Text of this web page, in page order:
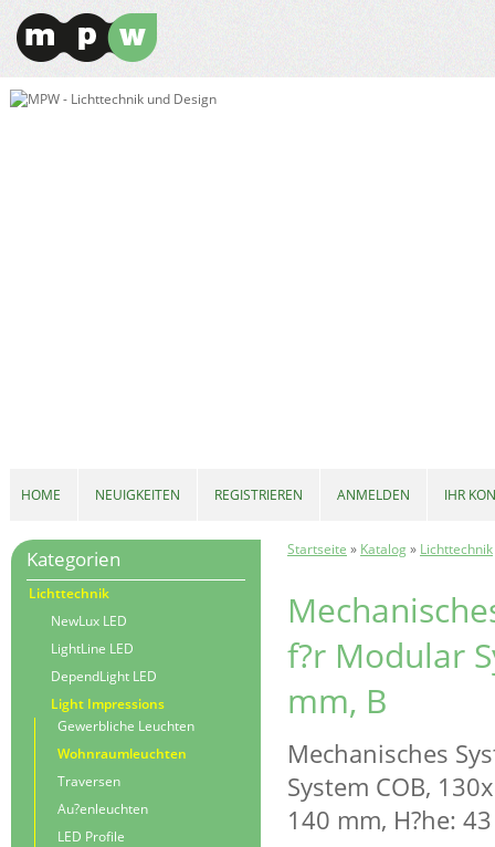
Startseite » Katalog» Lichttechnik
f?r Modular
mm, B
Mechanisches
System COB,
140 mm, H?he:
Kategorien
Lichttechnik
NewLux LED
LightLine LED
DependLight LED
Light Impressions
Gewerbliche Leuchten
Wohnraumleuchten
Traversen
Au?enleuchten
LED Profile
HOME NEUIGKEITEN REGISTRIEREN ANMELDEN IHR